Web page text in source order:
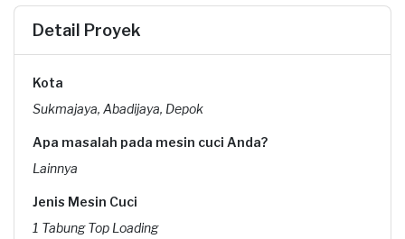
Detail Proyek
Kota
Sukmajaya, Abadijaya, Depok
Apa masalah pada mesin cuci Anda?
Lainnya
Jenis Mesin Cuci
1 Tabung Top Loading